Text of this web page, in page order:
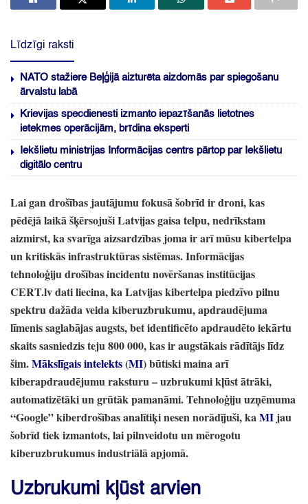
Līdzīgi raksti
NATO stažiere Beļģijā aizturēta aizdomās par spiegošanu
ārvalstu labā
Krievijas specdienesti izmanto iepazīšanās lietotnes
ietekmes operācijām, brīdina eksperti
Iekšlietu ministrijas Informācijas centrs pārtop par Iekšlietu
digitālo centru
Lai gan drošības jautājumu fokusā šobrīd ir droni,kas
pēdējā laikā šķērsojuši Latvijas gaisa telpu,nedrīkstam
aizmirst,ka svarīga aizsardzības joma ir arī mūsu kibertelpa
un kritiskās infrastruktūras sistēmas.Informācijas
tehnoloģiju drošības incidentu novēršanas institūcijas
CERT.lv dati liecina,ka Latvijas kibertelpa piedzīvo pilnu
spektru dažāda veida kiberuzbrukumu,apdraudējuma
līmenis saglabājas augsts,bet identificēto apdraudēto iekārtu
skaits sasniedzis teju 800 000,kas ir augstākais rādītājs līdz
šim.Mākslīgais intelekts(MI) būtiski maina arī
kiberapdraudējumu raksturu – uzbrukumi kļūst ātrāki,
automatizētāki un grūtāk pamanāmi.Tehnoloģiju uzņēmuma
“Google”kiberdrošības analītiķi nesen norādījuši,ka MI jau
šobrīd tiek izmantots,lai pilnveidotu un mērogotu
kiberuzbrukumus industriālā apjomā.
Uzbrukumi kļūst arvien